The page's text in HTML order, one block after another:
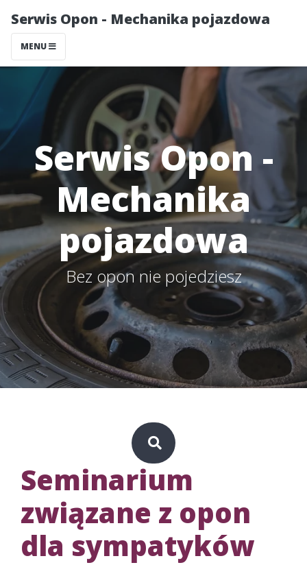
Serwis Opon - Mechanika pojazdowa
MENU
Serwis Opon -
Mechanika
pojazdowa
Bez opon nie pojedziesz
Seminarium
związane z opon
dla sympatyków